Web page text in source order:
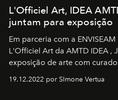
L'Officiel Art, IDEA
juntam para exposição
Em parceria com a ENVISEAM
L'Officiel Art da AMTD IDEA ,
exposição de arte com
19.12.2022 por SImone Vertua